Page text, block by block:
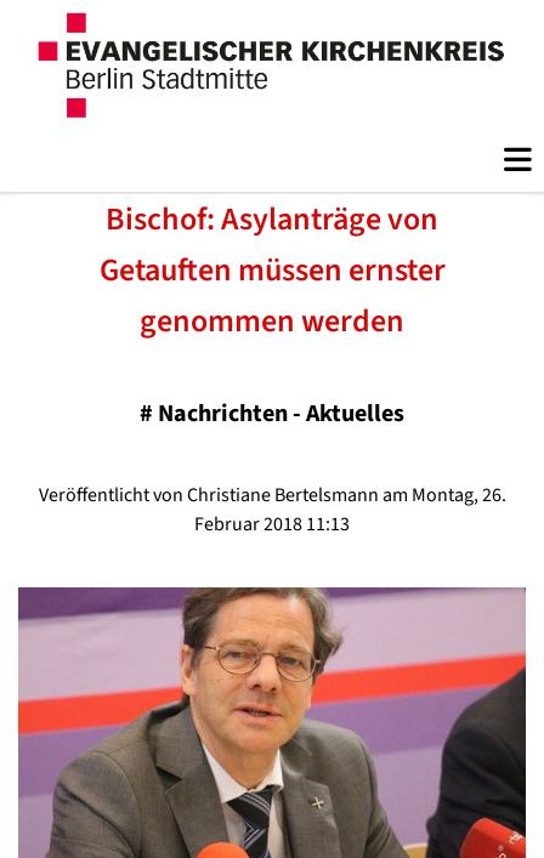
Bischof: Asylanträge von
Getauften müssen ernster
genommen werden
# Nachrichten - Aktuelles
Veröffentlicht von Christiane Bertelsmann am Montag, 26.
Februar 2018 11:13